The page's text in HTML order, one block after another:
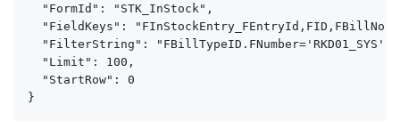
  "FormId": "STK_InStock",
"FieldKeys":
"FilterString": "FBillTypeID.FNumber='RKD01_SYS'
  "Limit": 100,
  "StartRow": 0
}